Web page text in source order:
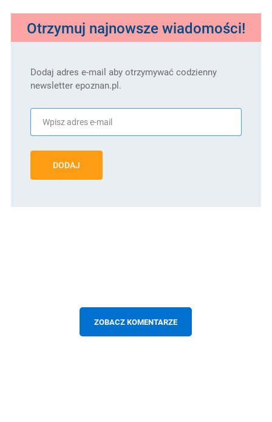
Otrzymuj najnowsze wiadomości!
Dodaj adres e-mail aby otrzymywać codzienny
newsletter epoznan.pl.
DODAJ
ZOBACZ KOMENTARZE